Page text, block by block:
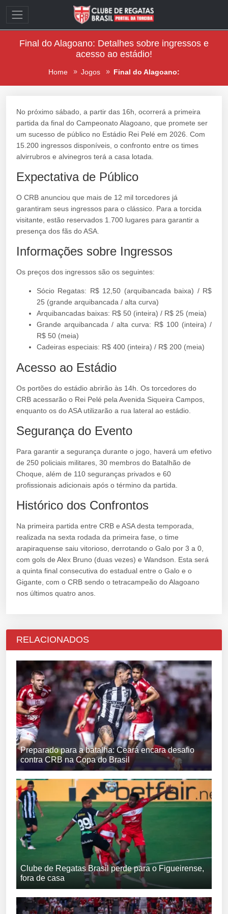
Final do Alagoano: Detalhes sobre ingressos e
acesso ao estádio!
Home Jogos Final do Alagoano:
No próximo sábado, a partir das 16h, ocorrerá a primeira
partida da final do Campeonato Alagoano, que promete ser
um sucesso de público no Estádio Rei Pelé em 2026. Com
15.200 ingressos disponíveis, o confronto entre os times
alvirrubros e alvinegros terá a casa lotada.
Expectativa de Público
O CRB anunciou que mais de 12 mil torcedores já
garantiram seus ingressos para o clássico. Para a torcida
visitante, estão reservados 1.700 lugares para garantir a
presença dos fãs do ASA.
Informações sobre Ingressos
Os preços dos ingressos são os seguintes:
Sócio Regatas: R$ 12,50 (arquibancada baixa) / R$
25 (grande arquibancada / alta curva)
Arquibancadas baixas: R$ 50 (inteira) / R$ 25 (meia)
Grande arquibancada / alta curva: R$ 100 (inteira) /
R$ 50 (meia)
Cadeiras especiais: R$ 400 (inteira) / R$ 200 (meia)
Acesso ao Estádio
Os portões do estádio abrirão às 14h. Os torcedores do
CRB acessarão o Rei Pelé pela Avenida Siqueira Campos,
enquanto os do ASA utilizarão a rua lateral ao estádio.
Segurança do Evento
Para garantir a segurança durante o jogo, haverá um efetivo
de 250 policiais militares, 30 membros do Batalhão de
Choque, além de 110 seguranças privados e 60
profissionais adicionais após o término da partida.
Histórico dos Confrontos
Na primeira partida entre CRB e ASA desta temporada,
realizada na sexta rodada da primeira fase, o time
arapiraquense saiu vitorioso, derrotando o Galo por 3 a 0,
com gols de Alex Bruno (duas vezes) e Wandson. Esta será
a quinta final consecutiva do estadual entre o Galo e o
Gigante, com o CRB sendo o tetracampeão do Alagoano
nos últimos quatro anos.
RELACIONADOS
Preparado para a batalha: Ceará encara desafio
contra CRB na Copa do Brasil
Clube de Regatas Brasil perde para o Figueirense,
fora de casa